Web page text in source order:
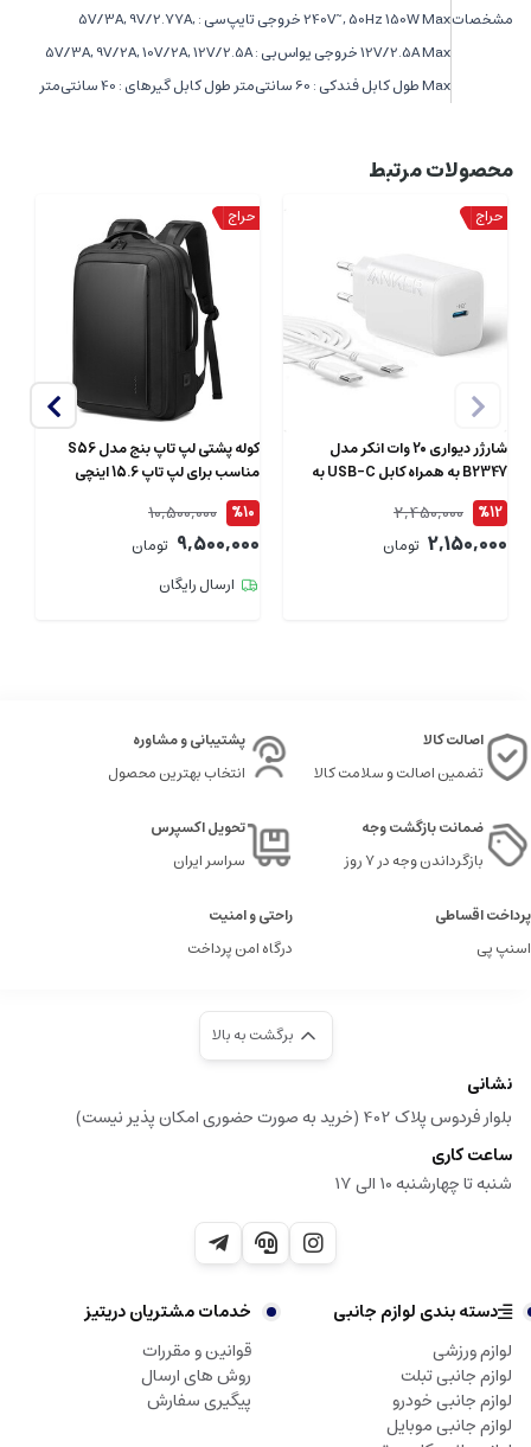
مشخصات
240V~, 50Hz 150W Max خروجی تایپ‌سی : 5V/3A, 9V/2.77A,
12V/2.5A Max خروجی یواس‌بی : 5V/3A, 9V/2A, 10V/2A, 12V/2.5A
Max طول کابل فندکی : 60 سانتی‌متر طول کابل گیره‎ای : 40 سانتی‌متر
محصولات مرتبط
شارژر دیواری 20 وات انکر مدل
B2347 به همراه کابل USB-C به
طول 1.5 متر
%12
2,450,000
2,150,000 تومان
کوله پشتی لپ تاپ بنج مدل S56
مناسب برای لپ تاپ 15.6 اینچی
%10
10,500,000
9,500,000 تومان
ارسال رایگان
اصالت کالا
تضمین اصالت و سلامت کالا
پشتیبانی و مشاوره
انتخاب بهترین محصول
ضمانت بازگشت وجه
بازگرداندن وجه در ۷ روز
تحویل اکسپرس
سراسر ایران
پرداخت اقساطی
اسنپ پی
راحتی و امنیت
درگاه امن پرداخت
برگشت به بالا
نشانی
بلوار فردوس پلاک 402 (خرید به صورت حضوری امکان پذیر نیست)
ساعت کاری
شنبه تا چهارشنبه 10 الی 17
دسته بندی لوازم جانبی
لوازم ورزشی
لوازم جانبی تبلت
لوازم جانبی خودرو
لوازم جانبی موبایل
خدمات مشتریان دریتیز
قوانین و مقررات
روش های ارسال
پیگیری سفارش